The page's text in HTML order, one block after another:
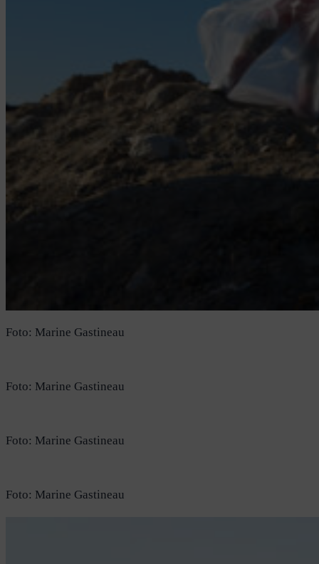
Foto: Marine Gastineau
Foto: Marine Gastineau
Foto: Marine Gastineau
Foto: Marine Gastineau